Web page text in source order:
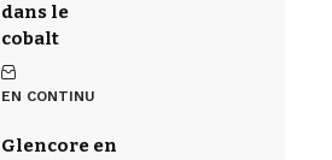
dans le
cobalt
EN CONTINU
Glencore en